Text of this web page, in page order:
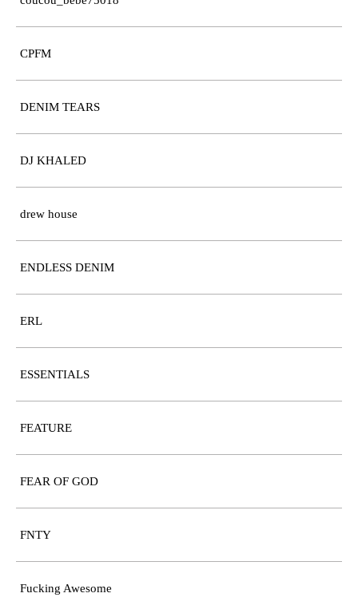
CPFM
DENIM TEARS
DJ KHALED
drew house
ENDLESS DENIM
ERL
ESSENTIALS
FEATURE
FEAR OF GOD
FNTY
Fucking Awesome